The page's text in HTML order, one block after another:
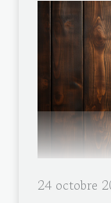
24 octobre